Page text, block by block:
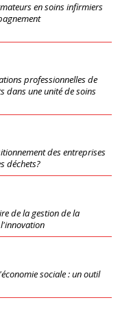
en soins infirmiers
professionnelles de
dans une unité de soins
des entreprises
déchets?
de la gestion de la
sociale : un outil